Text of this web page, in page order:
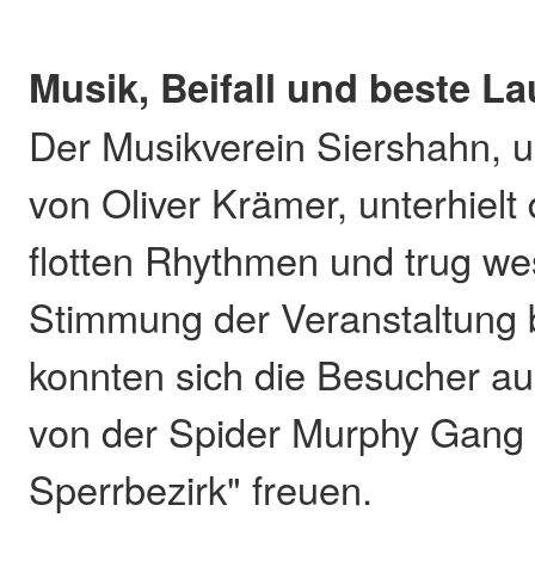
Musik, Beifall und beste
Der Musikverein Siershahn,
von Oliver Krämer, unterhielt
flotten Rhythmen und trug
Stimmung der
konnten sich die Besucher
von der Spider Murphy
Sperrbezirk" freuen.